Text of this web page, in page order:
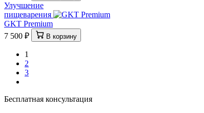
Улучшение
пищеварения
GKT Premium
7 500 ₽
В корзину
1
2
3
Бесплатная консультация